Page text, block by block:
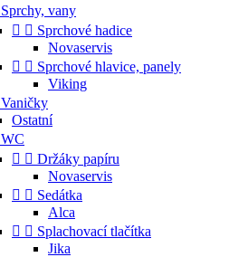
Sprchy, vany
  Sprchové hadice
Novaservis
  Sprchové hlavice, panely
Viking
Vaničky
Ostatní
WC
  Držáky papíru
Novaservis
  Sedátka
Alca
  Splachovací tlačítka
Jika